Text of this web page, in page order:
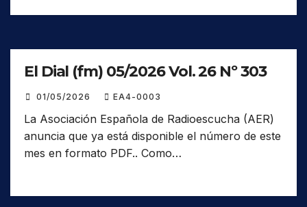
El Dial (fm) 05/2026 Vol. 26 Nº 303
01/05/2026 EA4-0003
La Asociación Española de Radioescucha (AER)
anuncia que ya está disponible el número de este
mes en formato PDF.. Como…